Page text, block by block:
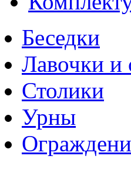
Беседки
Лавочки и
Столики
Урны